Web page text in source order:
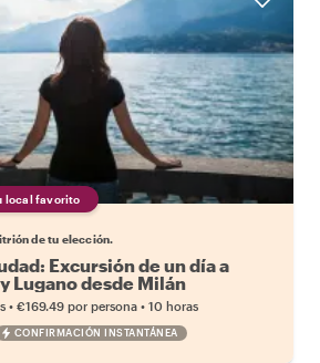
local favorito
de tu elección.
Excursión de un día a
Lugano desde Milán
• €169.49 por persona • 10 horas
CONFIRMACIÓN INSTANTÁNEA